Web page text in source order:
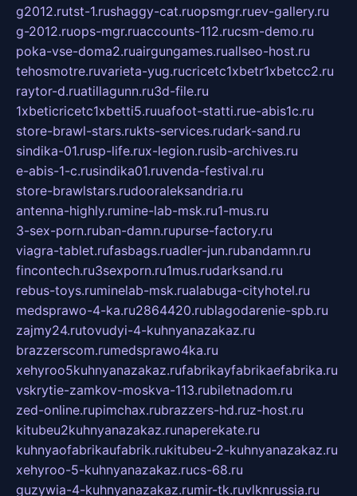
g2012.rutst-1.rushaggy-cat.ruopsmgr.ruev-gallery.ru
g-2012.ruops-mgr.ruaccounts-112.rucsm-demo.ru
poka-vse-doma2.ruairgungames.ruallseo-host.ru
tehosmotre.ruvarieta-yug.rucricetc1xbetr1xbetcc2.ru
raytor-d.ruatillagunn.ru3d-file.ru
1xbeticricetc1xbetti5.ruuafoot-statti.rue-abis1c.ru
store-brawl-stars.rukts-services.rudark-sand.ru
sindika-01.rusp-life.rux-legion.rusib-archives.ru
e-abis-1-c.rusindika01.ruvenda-festival.ru
store-brawlstars.rudooraleksandria.ru
antenna-highly.rumine-lab-msk.ru1-mus.ru
3-sex-porn.ruban-damn.rupurse-factory.ru
viagra-tablet.rufasbags.ruadler-jun.rubandamn.ru
fincontech.ru3sexporn.ru1mus.rudarksand.ru
rebus-toys.ruminelab-msk.rualabuga-cityhotel.ru
medsprawo-4-ka.ru2864420.rublagodarenie-spb.ru
zajmy24.rutovudyi-4-kuhnyanazakaz.ru
brazzerscom.rumedsprawo4ka.ru
xehyroo5kuhnyanazakaz.rufabrikayfabrikaefabrika.ru
vskrytie-zamkov-moskva-113.rubiletnadom.ru
zed-online.rupimchax.rubrazzers-hd.ruz-host.ru
kitubeu2kuhnyanazakaz.runaperekate.ru
kuhnyaofabrikaufabrik.rukitubeu-2-kuhnyanazakaz.ru
xehyroo-5-kuhnyanazakaz.rucs-68.ru
guzywia-4-kuhnyanazakaz.rumir-tk.ruvlknrussia.ru